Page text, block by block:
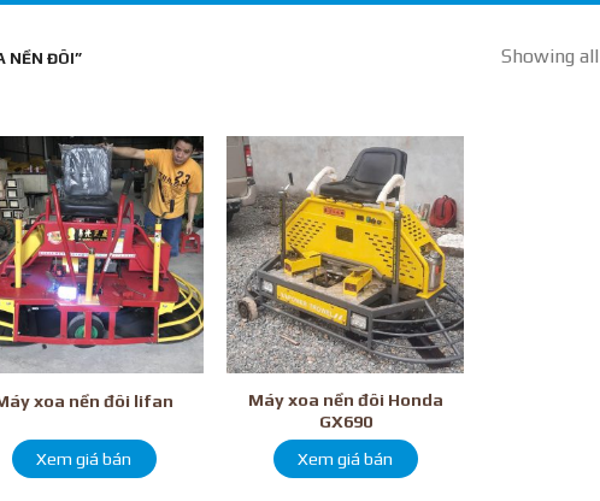
NỀN ĐÔI” Showing
xoa nền đôi lifan
Xem giá bán
Máy xoa nền đôi Honda
GX690
Xem giá bán